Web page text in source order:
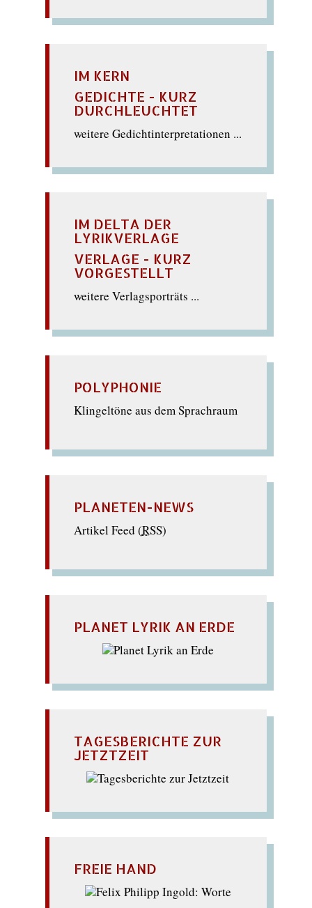
IM KERN
GEDICHTE - KURZ
DURCHLEUCHTET
weitere Gedichtinterpretationen ...
IM DELTA DER
LYRIKVERLAGE
VERLAGE - KURZ
VORGESTELLT
weitere Verlagsporträts ...
POLYPHONIE
Klingeltöne aus dem Sprachraum
PLANETEN-NEWS
Artikel Feed (RSS)
PLANET LYRIK AN ERDE
TAGESBERICHTE ZUR
JETZTZEIT
FREIE HAND